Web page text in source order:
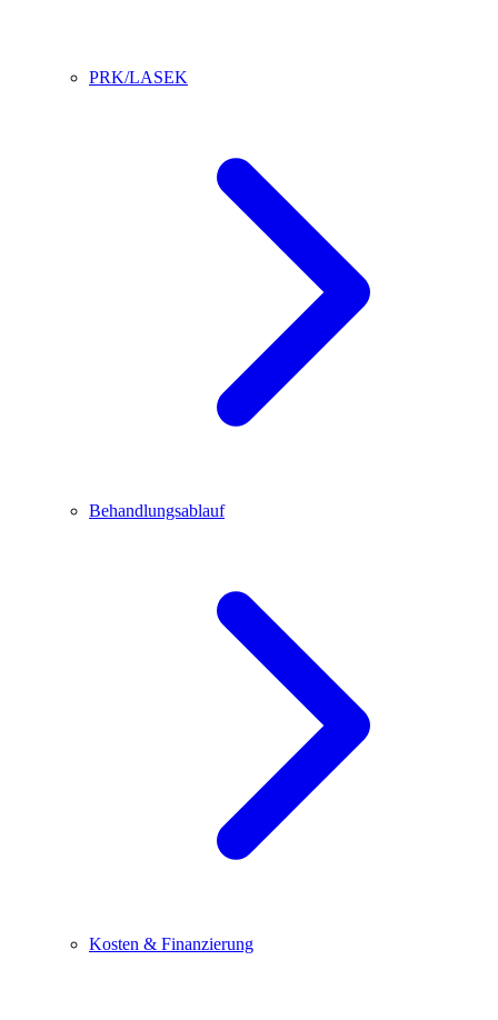
PRK/LASEK
Behandlungsablauf
Kosten & Finanzierung